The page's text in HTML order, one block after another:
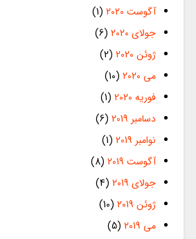
آگوست 2020
(1)
جولای 2020
(6)
ژوئن 2020
(2)
می 2020
(10)
فوریه 2020
(1)
دسامبر 2019
(6)
نوامبر 2019
(1)
آگوست 2019
(8)
جولای 2019
(4)
ژوئن 2019
(10)
می 2019
(5)